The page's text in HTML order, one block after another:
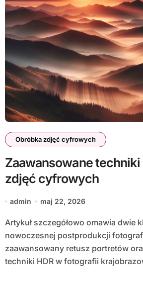
Obróbka zdjęć cyfrowych
Zaawansowane
zdjęć cyfrowych
admin maj 22, 2026
Artykuł szczegółowo omawia dwie kluczowe dziedziny
nowoczesnej postprodukcji
zaawansowany retusz portretów
techniki HDR w fotografii